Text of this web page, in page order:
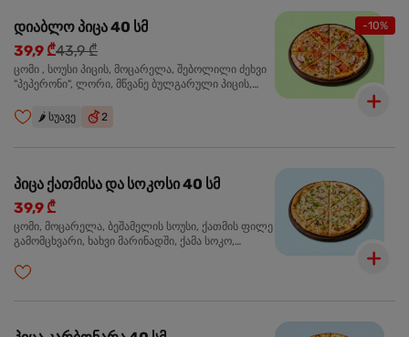
-10%
დიაბლო პიცა 40 სმ
39,9 ₾43,9 ₾
ცომი , სოუსი პიცის, მოცარელა, შებოლილი ძეხვი
"პეპერონი", ლორი, მწვანე ბულგარული პიცის,
🌶️ სუავე 2
პიცა ქათმისა და სოკოსი 40 სმ
39,9 ₾
ცომი, მოცარელა, ბეშამელის სოუსი, ქათმის ფილე
გამომცხვარი, ხახვი მარინადში, ქამა სოკო,